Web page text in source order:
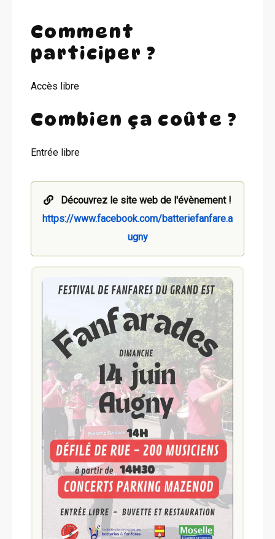
Comment
participer ?
Accès libre
Combien ça coûte ?
Entrée libre
Découvrez le site web de l'évènement !
https://www.facebook.com/batteriefanfare.a
ugny